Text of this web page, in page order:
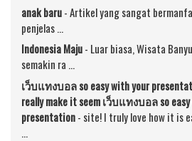
anak baru-Artikel yang sangat
penjelas …
Indonesia Maju- Luar biasa, Wisata
semakin ra …
เว็บแทงบอลso easy with your
really make it seemเว็บแทงบอลso
presentation- site! I truly love how it is
…